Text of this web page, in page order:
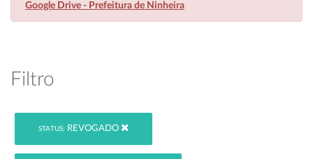
Google Drive - Prefeitura de Ninheira
Filtro
STATUS: REVOGADO